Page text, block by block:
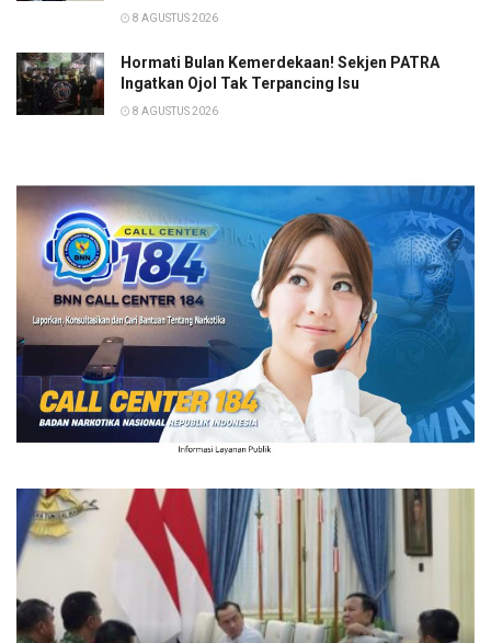
8 AGUSTUS 2026
Hormati Bulan Kemerdekaan! Sekjen PATRA
Ingatkan Ojol Tak Terpancing Isu
8 AGUSTUS 2026